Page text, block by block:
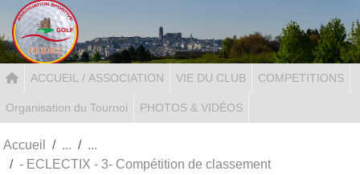
ACCUEIL / ASSOCIATION VIE DU CLUB COMPETITIONS
Organisation du Tournoi PHOTOS & VIDÉOS
Accueil
- ECLECTIX - 3- Compétition de classement
Panneau de gestion des cookies